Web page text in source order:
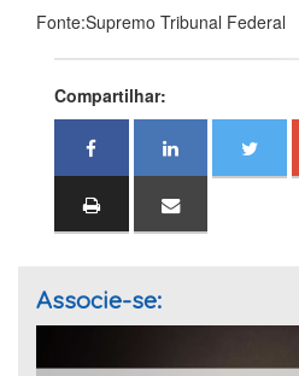
Fonte:Supremo Tribunal Federal
Compartilhar:
Associe-se: